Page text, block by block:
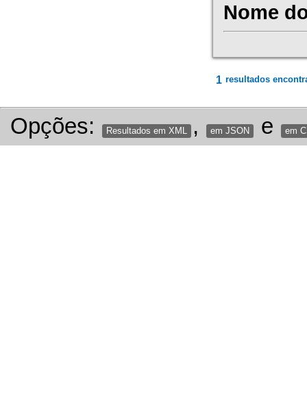
Nome
1 resultados
Opções: Resultados em XML , em JSON e em